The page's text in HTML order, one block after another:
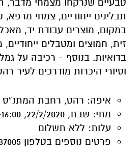
בדואיות. בנוסף - רכיבה על
וסיורי היכרות מודרכים לעיר
איפה: רהט, רחבת המתנ”ס
מתי: שבת, 22/2/2020, 10:00-16:00
עלות: ללא תשלום
שוק הראשונים
על רקע הכלניות והירוק
את מיטב תנובת הנגב ותוצרת